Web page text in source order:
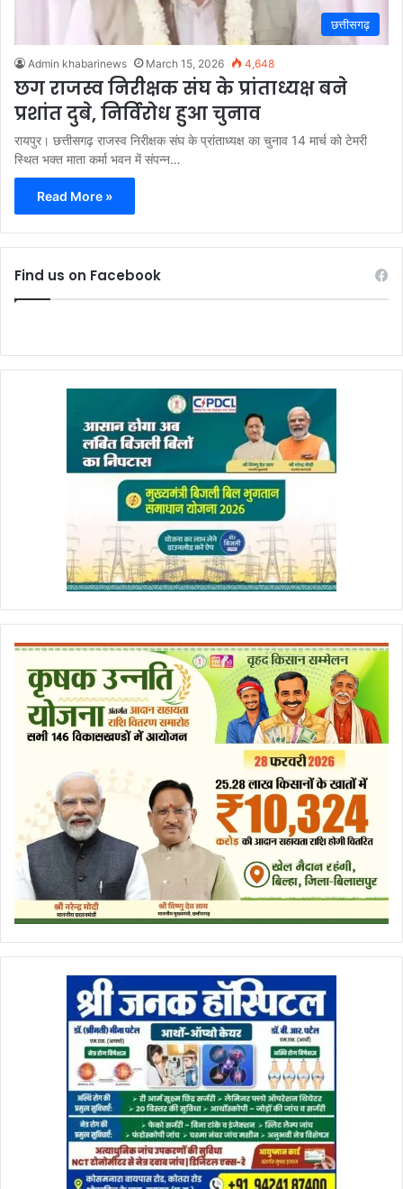
छत्तीसगढ़
Admin khabarinews March 15, 2026 4,648
छग राजस्व निरीक्षक संघ के प्रांताध्यक्ष बने
प्रशांत दुबे, निर्विरोध हुआ चुनाव
रायपुर। छत्तीसगढ़ राजस्व निरीक्षक संघ के प्रांताध्यक्ष का चुनाव 14 मार्च को टेमरी
स्थित भक्त माता कर्मा भवन में संपन्न…
Read More »
Find us on Facebook